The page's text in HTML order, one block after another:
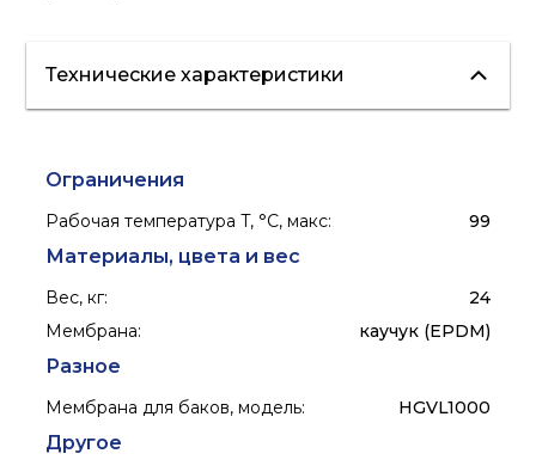
Технические характеристики
Ограничения
Рабочая температура T, °C, макс: 99
Материалы, цвета и вес
Вес, кг:
24
Мембрана: каучук (EPDM)
Разное
Мембрана для баков, модель: HGVL1000
Другое